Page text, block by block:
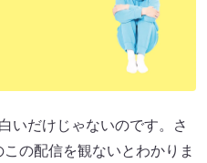
いだけじゃないのです。さ
の配信を観ないとわかりま